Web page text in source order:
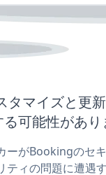
マイズと更
可能性があり
ーがBookingのセ
ィの問題に遭遇